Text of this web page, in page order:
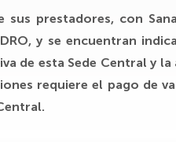
sus prestadores, con
, y se encuentran
de esta Sede Central y
requiere el pago de